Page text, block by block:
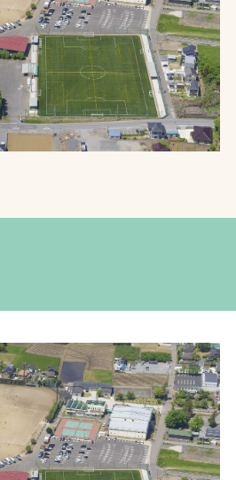
シー
操作にお困りの方へ